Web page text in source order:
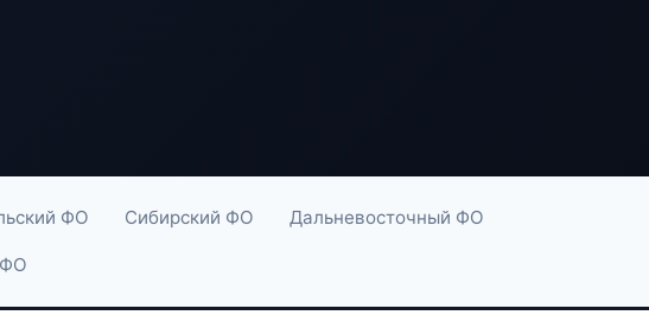
ФО Сибирский ФО Дальневосточный ФО
ФО